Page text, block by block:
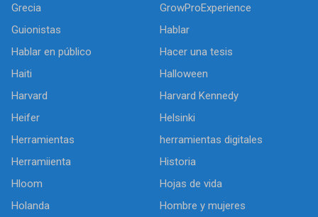
Grecia
GrowProExperience
Guionistas
Hablar
Hablar en público
Hacer una tesis
Haiti
Halloween
Harvard
Harvard Kennedy
Heifer
Helsinki
Herramientas
herramientas digitales
Herramiienta
Historia
Hloom
Hojas de vida
Holanda
Hombre y mujeres